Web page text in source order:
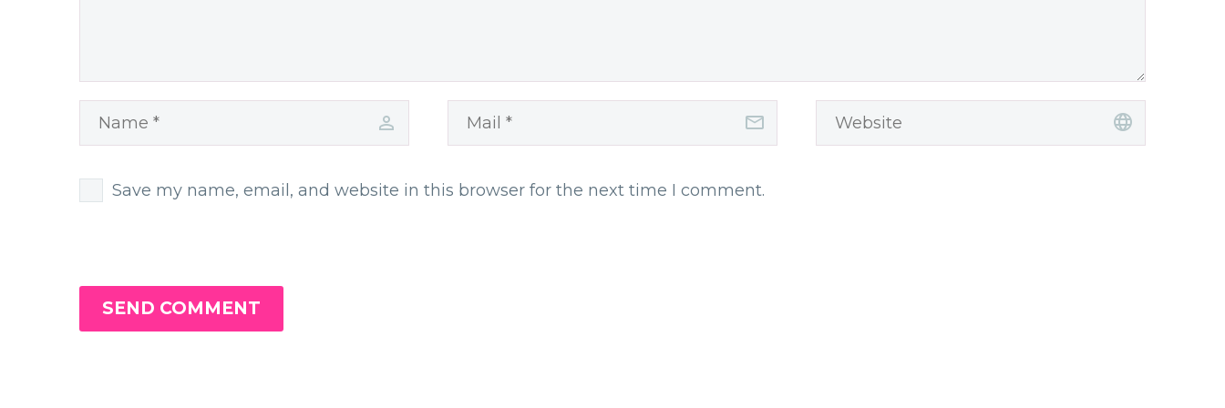
Save my name, email, and website in this browser for the next time I comment.
SEND COMMENT